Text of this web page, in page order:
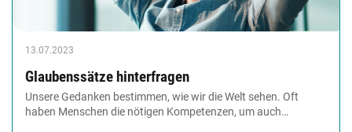
13.07.2023
Glaubenssätze hinterfragen
Unsere Gedanken bestimmen, wie wir die Welt sehen. Oft
haben Menschen die nötigen Kompetenzen, um auch